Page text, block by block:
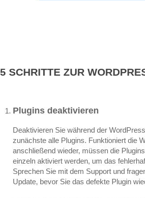
5 SCHRITTE ZUR
Plugins deaktivieren
Deaktivieren Sie während der
zunächste alle Plugins. Funktioniert die
anschließend wieder, müssen die
einzeln aktiviert werden, um das
Sprechen Sie mit dem Support und
Update, bevor Sie das defekte Plugin